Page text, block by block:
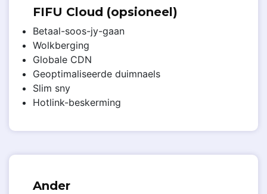
FIFU Cloud (opsioneel)
Betaal-soos-jy-gaan
Wolkberging
Globale CDN
Geoptimaliseerde duimnaels
Slim sny
Hotlink-beskerming
Ander